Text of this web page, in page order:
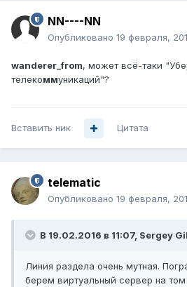
NN----NN
Опубликовано 19 февраля,
wanderer_from, может всё-таки
телекоммуникаций"?
Вставить ник Цитата
telematic
Опубликовано 19 февраля,
В 19.02.2016 в 11:07, Sergey
Линия раздела очень мутная.
берем виртуальный сервер на